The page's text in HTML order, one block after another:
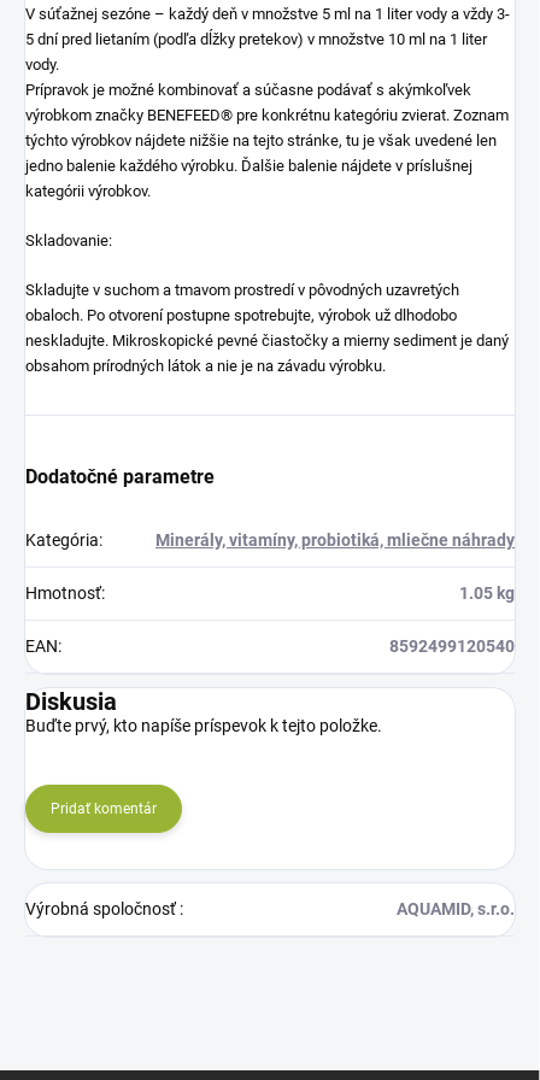
V súťažnej sezóne – každý deň v množstve 5 ml na 1 liter vody a vždy 3-
5 dní pred lietaním (podľa dĺžky pretekov) v množstve 10 ml na 1 liter
vody.
Prípravok je možné kombinovať a súčasne podávať s akýmkoľvek
výrobkom značky BENEFEED® pre konkrétnu kategóriu zvierat. Zoznam
týchto výrobkov nájdete nižšie na tejto stránke, tu je však uvedené len
jedno balenie každého výrobku. Ďalšie balenie nájdete v príslušnej
kategórii výrobkov.
Skladovanie:
Skladujte v suchom a tmavom prostredí v pôvodných uzavretých
obaloch. Po otvorení postupne spotrebujte, výrobok už dlhodobo
neskladujte. Mikroskopické pevné čiastočky a mierny sediment je daný
obsahom prírodných látok a nie je na závadu výrobku.
Dodatočné parametre
Kategória: Minerály, vitamíny, probiotiká, mliečne náhrady
Hmotnosť: 1.05 kg
EAN: 8592499120540
Diskusia
Buďte prvý, kto napíše príspevok k tejto položke.
Pridať komentár
Výrobná spoločnosť: AQUAMID, s.r.o.